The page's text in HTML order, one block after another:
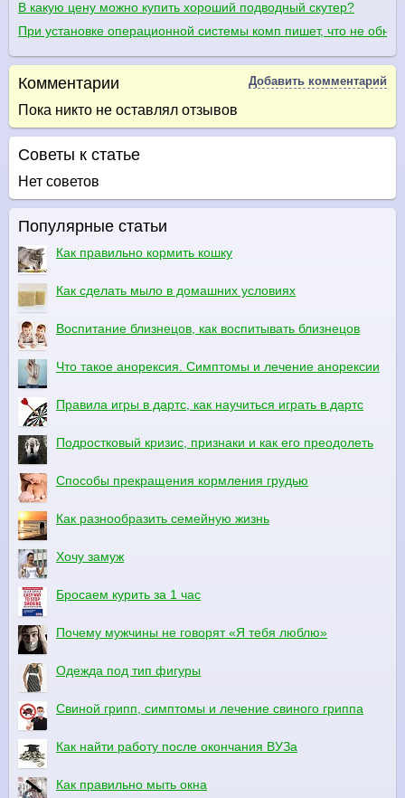
В какую цену можно купить хороший подводный скутер?
При установке операционной системы комп пишет, что не
Комментарии Добавить комментарий
Пока никто не оставлял отзывов
Советы к статье
Нет советов
Популярные статьи
Как правильно кормить кошку
Как сделать мыло в домашних условиях
Воспитание близнецов, как воспитывать близнецов
Что такое анорексия. Симптомы и лечение анорексии
Правила игры в дартс, как научиться играть в дартс
Подростковый кризис, признаки и как его преодолеть
Способы прекращения кормления грудью
Как разнообразить семейную жизнь
Хочу замуж
Бросаем курить за 1 час
Почему мужчины не говорят «Я тебя люблю»
Одежда под тип фигуры
Свиной грипп, симптомы и лечение свиного гриппа
Как найти работу после окончания ВУЗа
Как правильно мыть окна